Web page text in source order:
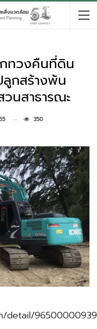
ทวงคืนที่ดิน
ลูกสร้างพ้น
นสาธารณะ
350
detail/